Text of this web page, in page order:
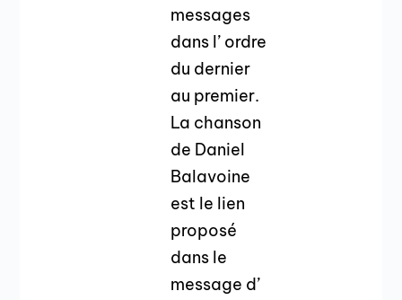
messages
dans l’ ordre
du dernier
au premier.
La chanson
de Daniel
Balavoine
est le lien
proposé
dans le
message d’